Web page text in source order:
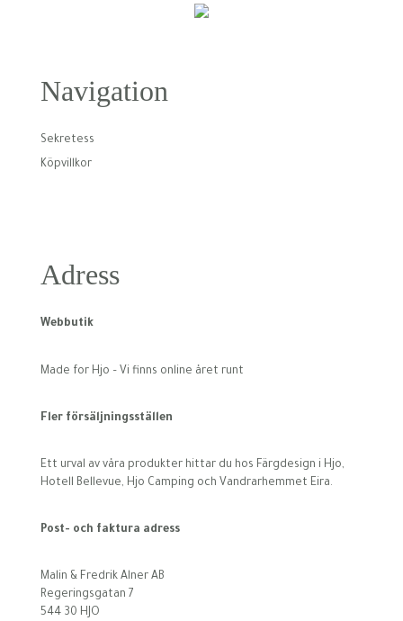
Navigation
Sekretess
Köpvillkor
Adress
Webbutik
Made for Hjo – Vi finns online året runt
Fler försäljningsställen
Ett urval av våra produkter hittar du hos Färgdesign i Hjo,
Hotell Bellevue, Hjo Camping och Vandrarhemmet Eira.
Post- och faktura adress
Malin & Fredrik Alner AB
Regeringsgatan 7
544 30 HJO